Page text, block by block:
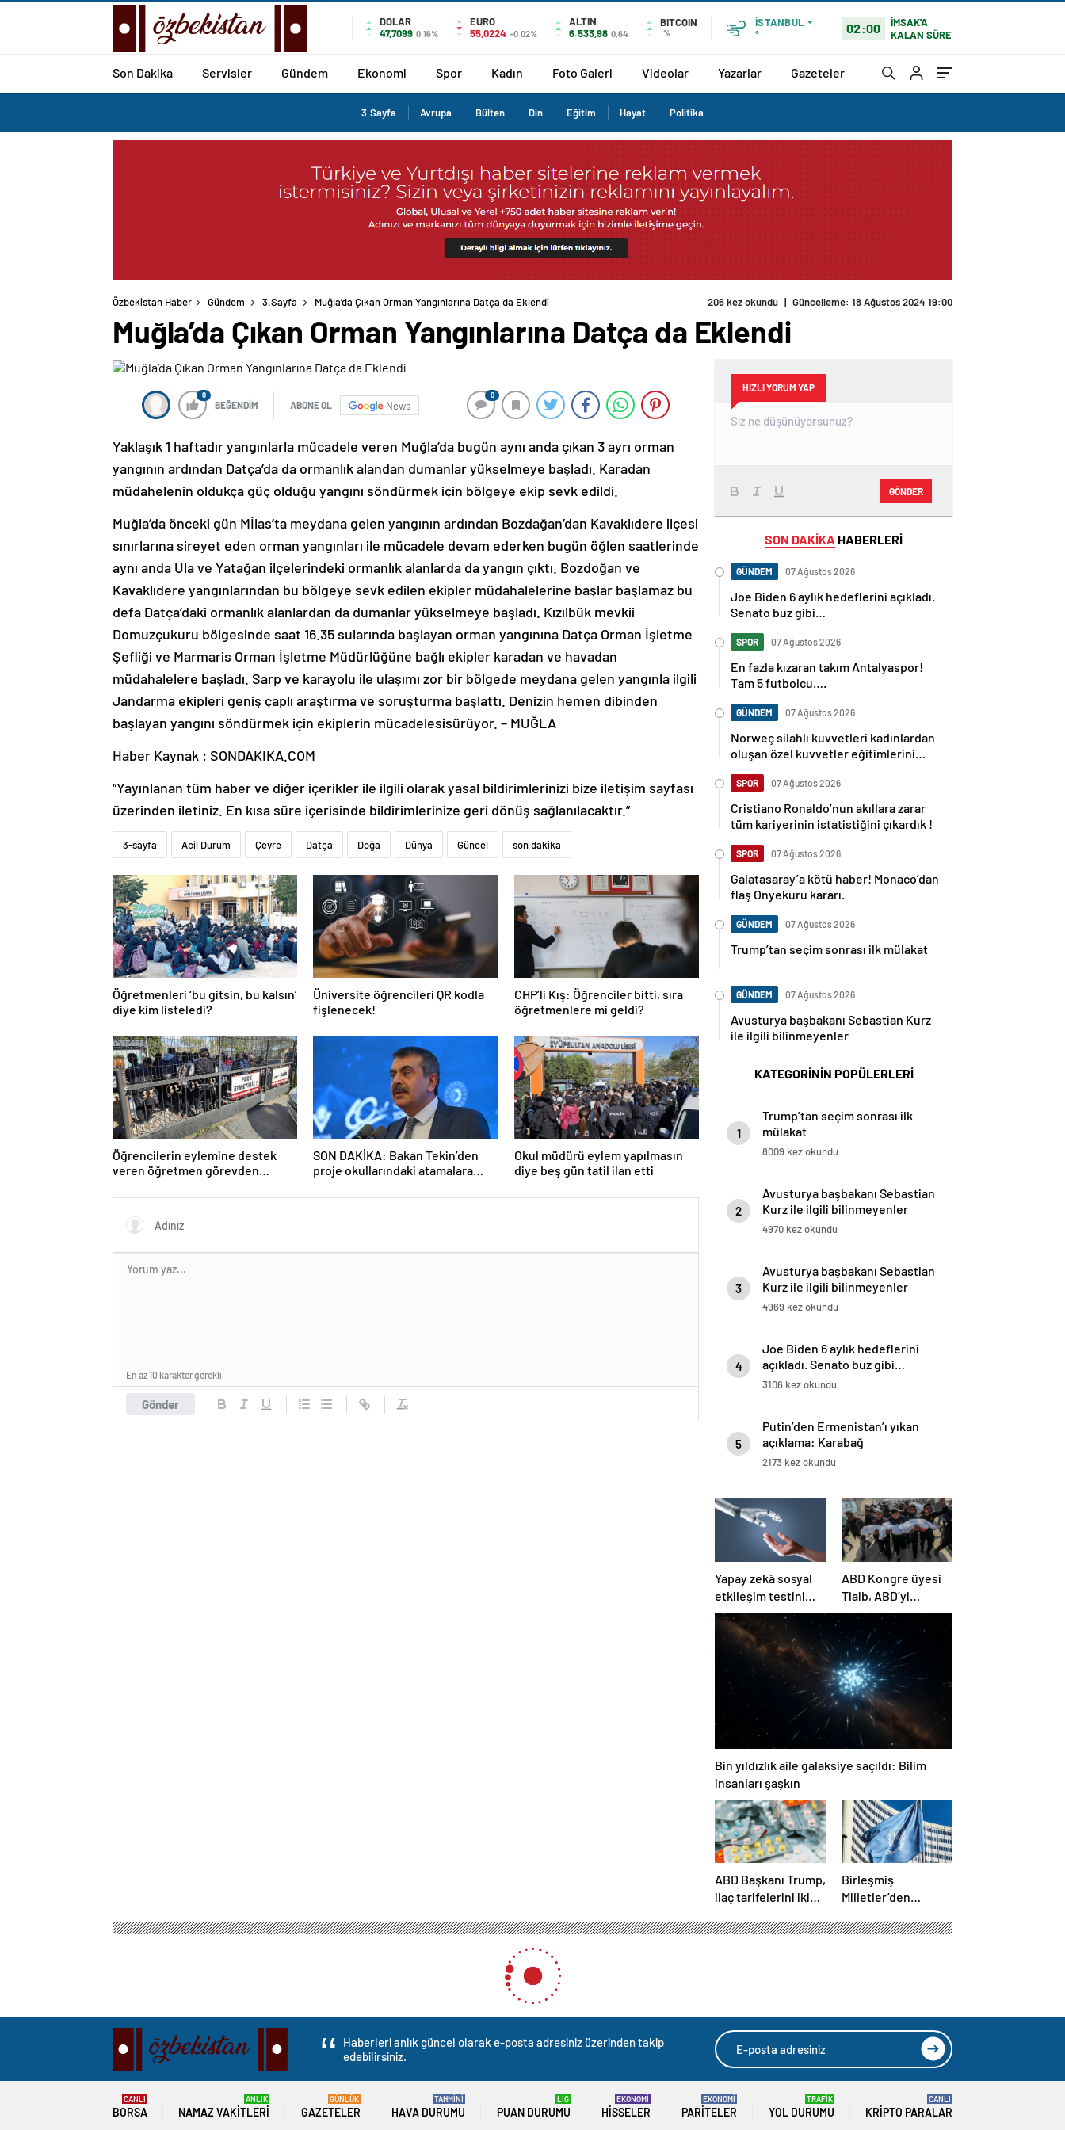
DOLAR
47,7099 0.16%
EURO
55,0224 -0.02%
ALTIN
6.533,98 0,64
BITCOIN
%
İSTANBUL
°
02:00
İMSAK'A
KALAN SÜRE
Son Dakika Servisler Gündem Ekonomi Spor Kadın Foto Galeri Videolar Yazarlar Gazeteler
3.Sayfa Avrupa Bülten Din Eğitim Hayat Politika
Özbekistan Haber Gündem 3.Sayfa Muğla’da Çıkan Orman Yangınlarına Datça da Eklendi 206 kez okundu | Güncelleme: 18 Ağustos 2024 19:00
Muğla’da Çıkan Orman Yangınlarına Datça da Eklendi
0
BEĞENDİM ABONE OL News
0
Yaklaşık 1 haftadır yangınlarla mücadele veren Muğla’da bugün aynı anda çıkan 3 ayrı orman
yangının ardından Datça’da da ormanlık alandan dumanlar yükselmeye başladı. Karadan
müdahelenin oldukça güç olduğu yangını söndürmek için bölgeye ekip sevk edildi.
Muğla’da önceki gün Mİlas’ta meydana gelen yangının ardından Bozdağan’dan Kavaklıdere ilçesi
sınırlarına sireyet eden orman yangınları ile mücadele devam ederken bugün öğlen saatlerinde
aynı anda Ula ve Yatağan ilçelerindeki ormanlık alanlarda da yangın çıktı. Bozdoğan ve
Kavaklıdere yangınlarından bu bölgeye sevk edilen ekipler müdahalelerine başlar başlamaz bu
defa Datça’daki ormanlık alanlardan da dumanlar yükselmeye başladı. Kızılbük mevkii
Domuzçukuru bölgesinde saat 16.35 sularında başlayan orman yangınına Datça Orman İşletme
Şefliği ve Marmaris Orman İşletme Müdürlüğüne bağlı ekipler karadan ve havadan
müdahalelere başladı. Sarp ve karayolu ile ulaşımı zor bir bölgede meydana gelen yangınla ilgili
Jandarma ekipleri geniş çaplı araştırma ve soruşturma başlattı. Denizin hemen dibinden
başlayan yangını söndürmek için ekiplerin mücadelesisürüyor. – MUĞLA
Haber Kaynak : SONDAKIKA.COM
“Yayınlanan tüm haber ve diğer içerikler ile ilgili olarak yasal bildirimlerinizi bize iletişim sayfası
üzerinden iletiniz. En kısa süre içerisinde bildirimlerinize geri dönüş sağlanılacaktır.”
3-sayfa Acil Durum Çevre Datça Doğa Dünya Güncel son dakika
Öğretmenleri ‘bu gitsin, bu kalsın’
diye kim listeledi?
Üniversite öğrencileri QR kodla
fişlenecek!
CHP’li Kış: Öğrenciler bitti, sıra
öğretmenlere mi geldi?
Öğrencilerin eylemine destek
veren öğretmen görevden
SON DAKİKA: Bakan Tekin’den
proje okullarındaki atamalara
Okul müdürü eylem yapılmasın
diye beş gün tatil ilan etti
Gönder
En az 10 karakter gerekli
HIZLI YORUM YAP
GÖNDER
SON DAKİKA HABERLERİ
GÜNDEM 07 Ağustos 2026
Joe Biden 6 aylık hedeflerini açıkladı.
Senato buz gibi…
SPOR 07 Ağustos 2026
En fazla kızaran takım Antalyaspor!
Tam 5 futbolcu….
GÜNDEM 07 Ağustos 2026
Norweç silahlı kuvvetleri kadınlardan
oluşan özel kuvvetler eğitimlerini
SPOR 07 Ağustos 2026
Cristiano Ronaldo’nun akıllara zarar
tüm kariyerinin istatistiğini çıkardık !
SPOR 07 Ağustos 2026
Galatasaray’a kötü haber! Monaco’dan
flaş Onyekuru kararı.
GÜNDEM 07 Ağustos 2026
Trump’tan seçim sonrası ilk mülakat
GÜNDEM 07 Ağustos 2026
Avusturya başbakanı Sebastian Kurz
ile ilgili bilinmeyenler
KATEGORİNİN POPÜLERLERİ
1
Trump’tan seçim sonrası ilk
mülakat
8009 kez okundu
2
Avusturya başbakanı Sebastian
Kurz ile ilgili bilinmeyenler
4970 kez okundu
3
Avusturya başbakanı Sebastian
Kurz ile ilgili bilinmeyenler
4969 kez okundu
4
Joe Biden 6 aylık hedeflerini
açıkladı. Senato buz gibi…
3106 kez okundu
5
Putin’den Ermenistan’ı yıkan
açıklama: Karabağ
Azerbaycan’ın ayrılmaz bir
2173 kez okundu
Yapay zekâ sosyal
etkileşim testini
geçemedi
ABD Kongre üyesi
Tlaib, ABD’yi
Filistin’deki
“soykırımda suç
ortağı” olmakla
itham etti
Bin yıldızlık aile galaksiye saçıldı: Bilim
insanları şaşkın
ABD Başkanı Trump,
ilaç tarifelerini iki
açıklayacağını
Birleşmiş
Milletler’den
düzenlediği son
Haberleri anlık güncel olarak e-posta adresiniz üzerinden takip
edebilirsiniz.
BORSA
CANLI
NAMAZ VAKITLERI
ANLIK
GAZETELER
GÜNLÜK
HAVA DURUMU
TAHMİNİ
PUAN DURUMU
LİG
HISSELER
EKONOMİ
PARITELER
EKONOMİ
YOL DURUMU
TRAFİK
KRIPTO PARALAR
CANLI